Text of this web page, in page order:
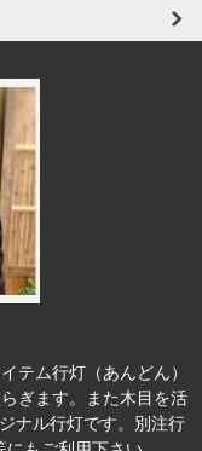
テム行灯（あんどん）
ぎます。また木目を活
ナル行灯です。別注行